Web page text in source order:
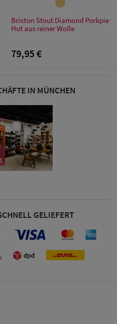
Brixton Stout Diamond Porkpie
Hut aus reiner Wolle
79,95 €
IN MÜNCHEN
GELIEFERT